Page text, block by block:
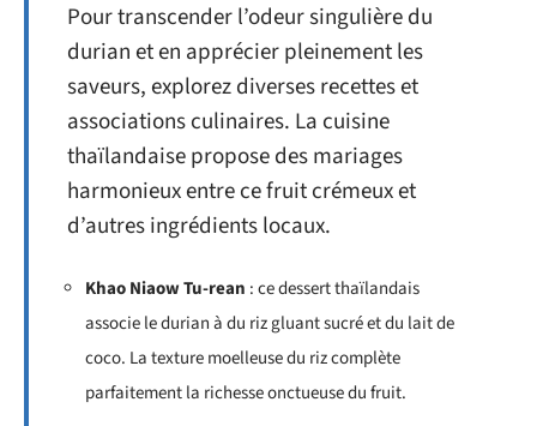
Pour transcender l’odeur singulière du
durian et en apprécier pleinement les
saveurs, explorez diverses recettes et
associations culinaires. La cuisine
thaïlandaise propose des mariages
harmonieux entre ce fruit crémeux et
d’autres ingrédients locaux.
Khao Niaow Tu-rean : ce dessert thaïlandais
associe le durian à du riz gluant sucré et du lait de
coco. La texture moelleuse du riz complète
parfaitement la richesse onctueuse du fruit.